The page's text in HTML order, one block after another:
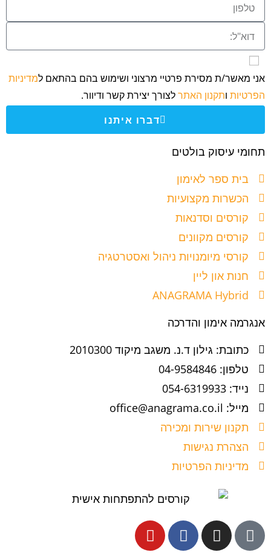
אני מאשר/ת מסירת פרטיי מרצוני ושימוש בהם בהתאם למדיניות
הפרטיות ותקנון האתרלצורך יצירת קשר ודיוור.
דברו איתנו
תחומי עיסוק בולטים
בית ספר לאימון
הכשרות מקצועיות
קורסים וסדנאות
קורסים מקוונים
קורסי מיומנויות ניהול ואסטרטגיה
חנות און ליין
ANAGRAMA Hybrid
אנגרמה אימון והדרכה
כתובת: גילון ד.נ. משגב מיקוד 2010300
טלפון: 04-9584846
נייד: 054-6319933
מייל: office@anagrama.co.il
תקנון שירות ומכירה
הצהרת נגישות
מדיניות הפרטיות